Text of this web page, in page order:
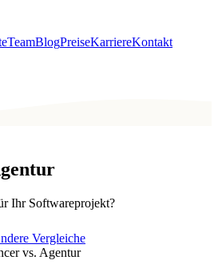
TeamBlogPreiseKarriereKontakt
Ihr Softwareprojekt?
Vergleiche
vs. Agentur